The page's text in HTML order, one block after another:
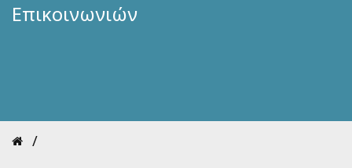
Επικοινωνιών
Breadcrumb